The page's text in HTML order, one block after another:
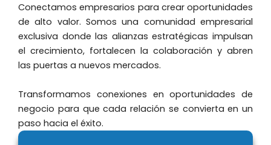
Conectamos empresarios para crear oportunidades
de alto valor. Somos una comunidad empresarial
exclusiva donde las alianzas estratégicas impulsan
el crecimiento, fortalecen la colaboración y abren
las puertas a nuevos mercados.
Transformamos conexiones en oportunidades de
negocio para que cada relación se convierta en un
paso hacia el éxito.